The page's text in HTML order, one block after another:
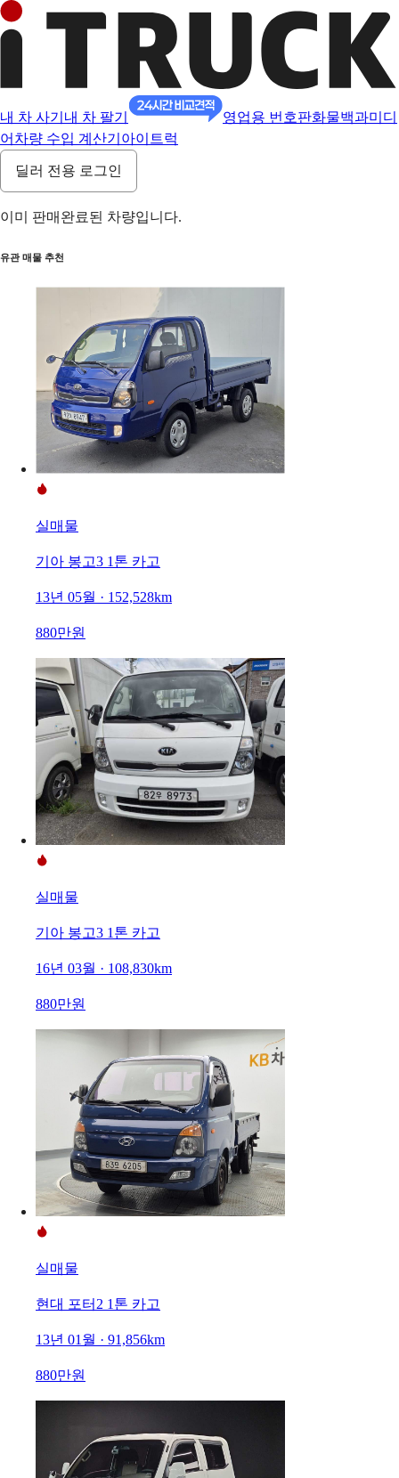
내 차 사기 내 차 팔기 영업용 번호판화물백과미디
어 차량 수입 계산기 아이트럭
딜러 전용 로그인
이미 판매완료된 차량입니다.
유관 매물 추천
실매물
기아 봉고3 1톤 카고
13년 05월 · 152,528km
880만원
실매물
기아 봉고3 1톤 카고
16년 03월 · 108,830km
880만원
실매물
현대 포터2 1톤 카고
13년 01월 · 91,856km
880만원